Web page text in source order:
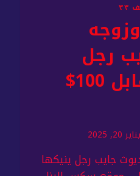
رجل
ينيكها مقابل 100$
يناير 20, 2025
جايب رجل ينيكها